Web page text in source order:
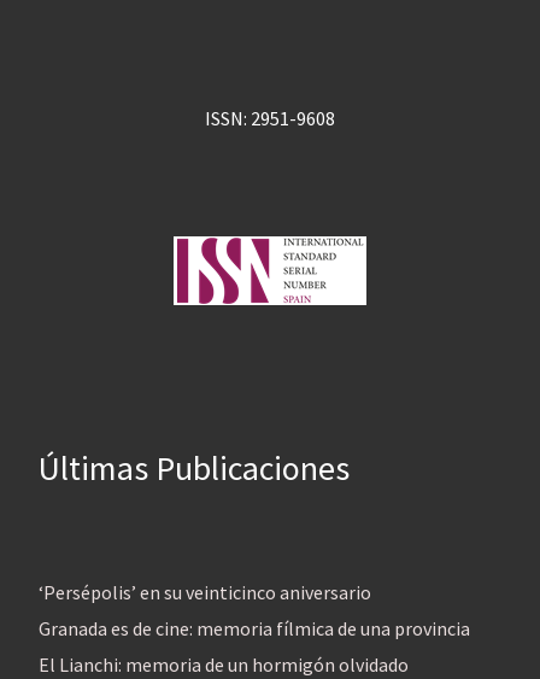
ISSN: 2951-9608
Últimas Publicaciones
‘Persépolis’ en su veinticinco aniversario
Granada es de cine: memoria fílmica de una provincia
El Lianchi: memoria de un hormigón olvidado